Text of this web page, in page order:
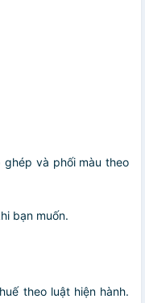
và phối màu theo
bạn muốn.
theo luật hiện hành.